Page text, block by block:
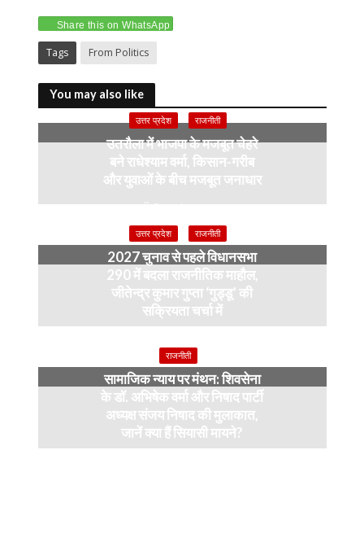
e
b
o
o
k
itt
er
p
y
Li
n
k
at
p
Share this on WhatsApp
Tags From Politics
You may also like
उत्तर प्रदेश राजनीती
उतरौला में भाजपा के मजबूत चेहरे
बने राधेश्याम वर्मा, किसान-गरीब
और युवाओं के बीच मजबूत जनाधार
3 weeks ago
उत्तर प्रदेश राजनीती
2027 चुनाव से पहले विधानसभा
290 में बदला राजनीतिक माहौल,
जीतेन्द्र कुमार गुप्ता ‘गुड्डू’ की
सक्रियता चर्चा में
राजनीती
सामाजिक न्याय पर मंथन: शिवसेना
के डॉ. अभिषेक वर्मा और निषाद पार्टी
अध्यक्ष संजय निषाद की मुलाकात,
जानें क्या हैं सियासी मायने?